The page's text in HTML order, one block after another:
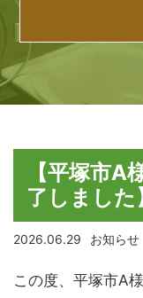
【平塚市A
了しました
2026.06.29 お知らせ
この度、平塚市A